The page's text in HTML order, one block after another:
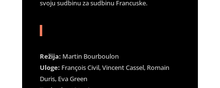
svoju sudbinu za sudbinu Francuske.
Režija: Martin Bourboulon
Uloge: François Civil, Vincent Cassel, Romain
Duris, Eva Green